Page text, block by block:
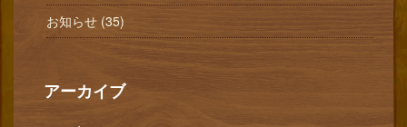
お知らせ (35)
アーカイブ